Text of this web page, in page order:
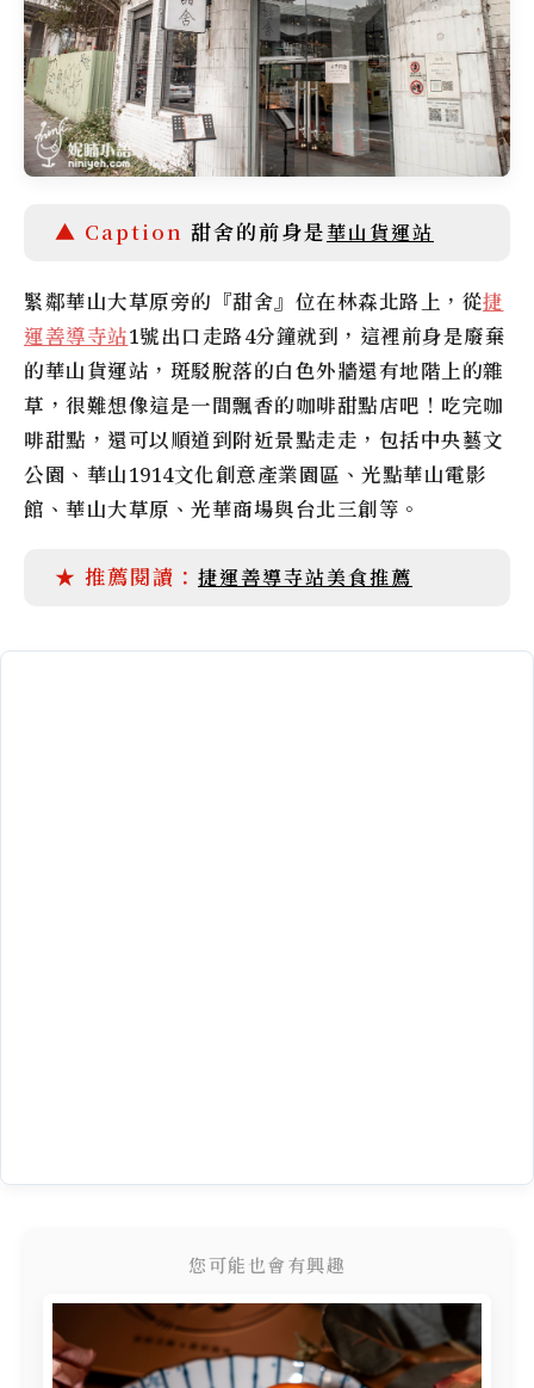
甜舍的前身是華山貨運站
緊鄰華山大草原旁的『甜舍』位在林森北路上，從捷
運善導寺站1號出口走路4分鐘就到，這裡前身是廢棄
的華山貨運站，斑駁脫落的白色外牆還有地階上的雜
草，很難想像這是一間飄香的咖啡甜點店吧！吃完咖
啡甜點，還可以順道到附近景點走走，包括中央藝文
公園、華山1914文化創意產業園區、光點華山電影
館、華山大草原、光華商場與台北三創等。
捷運善導寺站美食推薦
您可能也會有興趣